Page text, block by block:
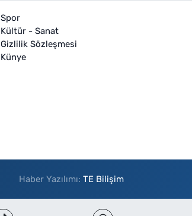
Spor
Kültür - Sanat
Gizlilik Sözleşmesi
Künye
Haber Yazılımı:TE Bilişim